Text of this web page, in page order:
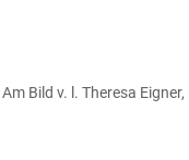
Bild v. l. Theresa Eigner,